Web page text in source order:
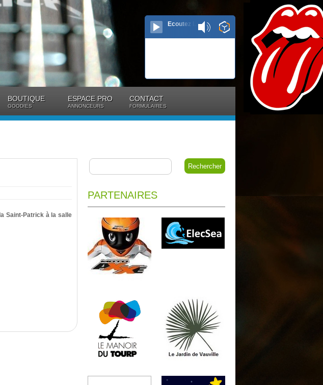
Ecoutez le direct...
BOUTIQUE
GOODIES
ESPACE PRO
ANNONCEURS
CONTACT
FORMULAIRES
la Saint-Patrick à la salle
PARTENAIRES